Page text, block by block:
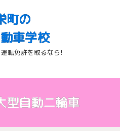
町の
車学校
転免許を取るなら!
自動二輪車